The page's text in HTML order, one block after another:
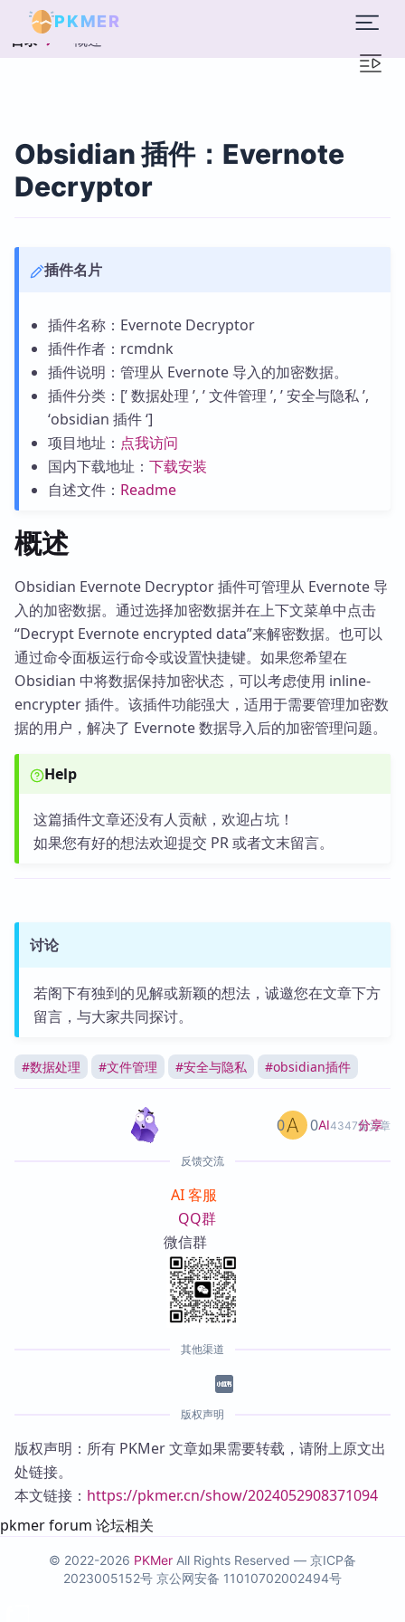
PKMER
目录 概述
Obsidian 插件：Evernote
Decryptor
插件名片
插件名称：Evernote Decryptor
插件作者：rcmdnk
插件说明：管理从 Evernote 导入的加密数据。
插件分类：[’ 数据处理 ’, ’ 文件管理 ’, ’ 安全与隐私 ’,
‘obsidian 插件 ‘]
项目地址： 点我访问
国内下载地址： 下载安装
自述文件： Readme
概述
Obsidian Evernote Decryptor 插件可管理从 Evernote 导
入的加密数据。通过选择加密数据并在上下文菜单中点击
“Decrypt Evernote encrypted data”来解密数据。也可以
通过命令面板运行命令或设置快捷键。如果您希望在
Obsidian 中将数据保持加密状态，可以考虑使用 inline-
encrypter 插件。该插件功能强大，适用于需要管理加密数
据的用户，解决了 Evernote 数据导入后的加密管理问题。
Help
这篇插件文章还没有人贡献，欢迎占坑！
如果您有好的想法欢迎提交 PR 或者文末留言。
讨论
若阁下有独到的见解或新颖的想法，诚邀您在文章下方
留言，与大家共同探讨。
#数据处理 #文件管理 #安全与隐私 #obsidian插件
AI4347篇文章
0 0 分享
反馈交流
AI 客服
QQ群
微信群
其他渠道
版权声明
版权声明：所有 PKMer 文章如果需要转载，请附上原文出
处链接。
本文链接： https://pkmer.cn/show/2024052908371094
pkmer forum 论坛相关
© 2022-2026 PKMer All Rights Reserved — 京ICP备
2023005152号 京公网安备 11010702002494号